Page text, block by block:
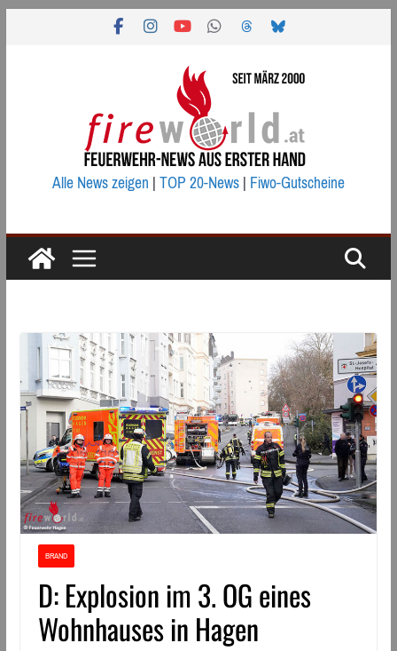
Alle News zeigen|TOP 20-News|Fiwo-Gutscheine
BRAND
D: Explosion im 3. OG eines
Wohnhauses in Hagen